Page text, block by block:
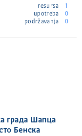
resursa
1
upotreba
0
podržavanja
0
града Шапца
Бенска